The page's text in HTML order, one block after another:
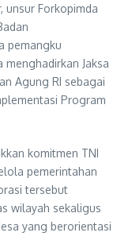
unsur Forkopimda
pemangku
Jaksa
Agung RI sebagai
Program
komitmen TNI
pemerintahan
tersebut
wilayah sekaligus
yang berorientasi